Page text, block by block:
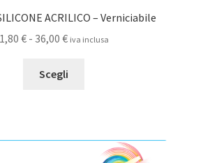
ACRILICO – Verniciabile
1,80 € - 36,00 €Fascia
prezzo:
36,00 €
iva inclusa
Scegli